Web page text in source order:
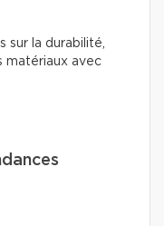
sur la durabilité,
matériaux avec